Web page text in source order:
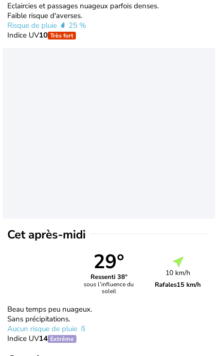
Eclaircies et passages nuageux parfois denses.
Faible risque d'averses.
Risque de pluie
25 %
Indice UV10 Très fort
Cet après-midi
29°
Ressenti 38°
sous l’influence du
soleil
10 km/h
Rafales15 km/h
Beau temps peu nuageux.
Sans précipitations.
Aucun risque de pluie
Indice UV14 Extrême